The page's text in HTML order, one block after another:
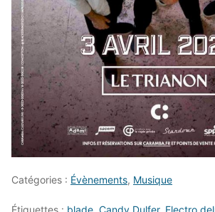
Catégories : Évènements, Musique
Étiquettes : blade Candy Dulfer, Electro